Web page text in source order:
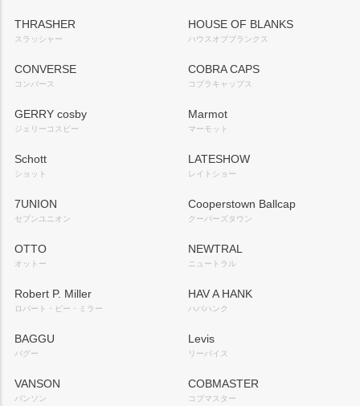
THRASHER
スラッシャー
HOUSE OF BLANKS
ハウスオブブランクス
CONVERSE
コンバース
COBRA CAPS
コブラキャップス
GERRY cosby
ジェリーコスビー
Marmot
マーモット
Schott
ショット
LATESHOW
レイトショー
7UNION
セブンユニオン
Cooperstown Ballcap
クーパーズタウン
OTTO
オットー
NEWTRAL
ニュートラル
Robert P. Miller
ロバート・ピー・ミラー
HAV A HANK
ハバハンク
BAGGU
バグー
Levis
リーバイス
VANSON
バンソン
COBMASTER
コブマスター